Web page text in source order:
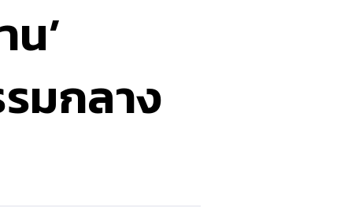
’
มกลาง